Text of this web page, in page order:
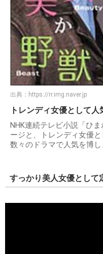
出典： https://rr.img.naver.jp
トレンディ女優として人
NHK連続テレビ小説「ひ
ージと、トレンディ女優
数々のドラマで人気を博し
すっかり美人女優として